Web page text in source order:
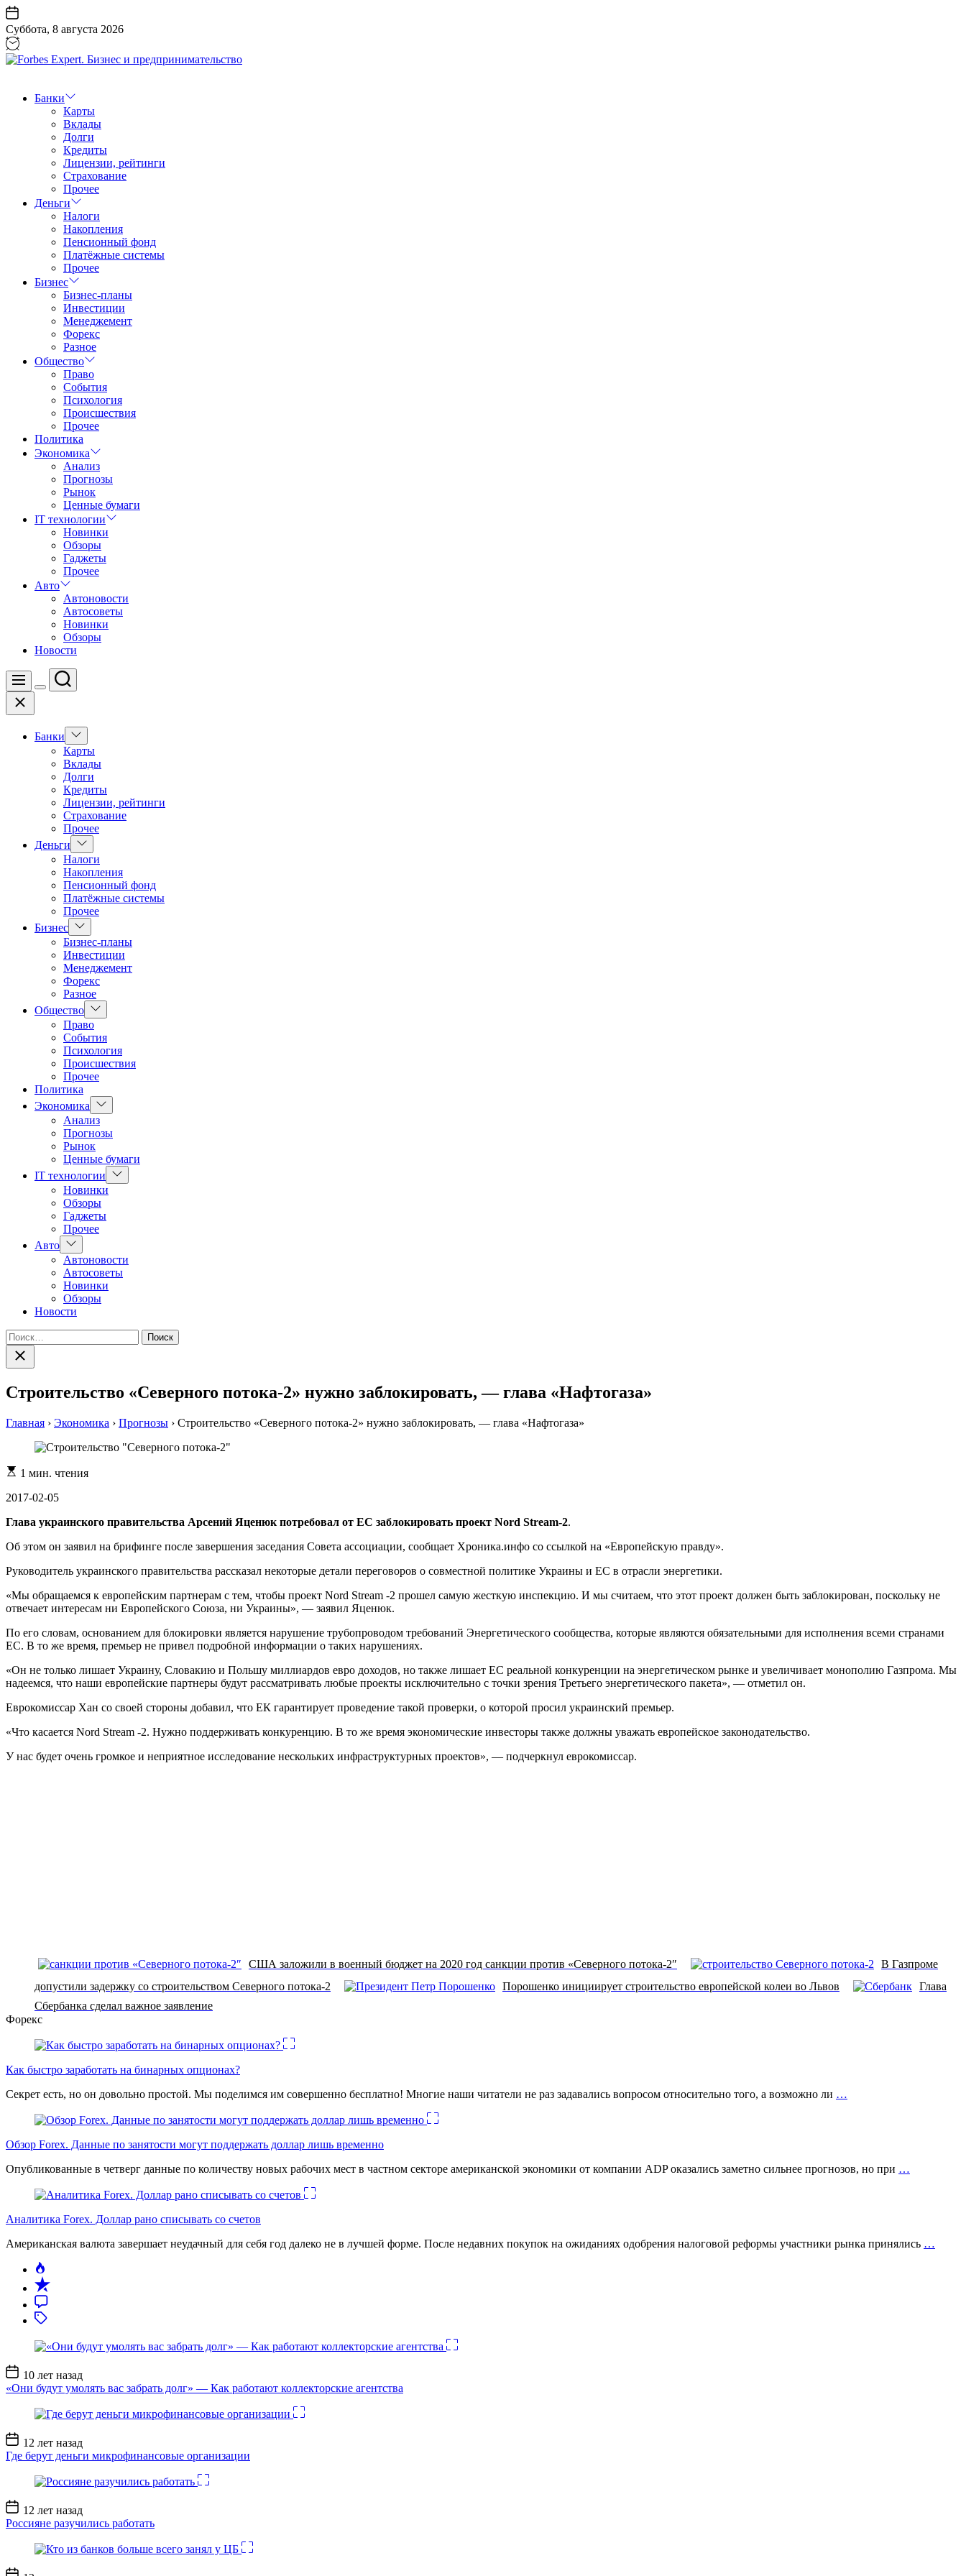
Перейти
к
содержанию
Суббота, 8 августа 2026
Бизнес
предпринимательство
Банки
Карты
Вклады
Долги
Кредиты
Лицензии, рейтинги
Страхование
Прочее
Деньги
Налоги
Накопления
Пенсионный фонд
Платёжные системы
Прочее
Бизнес
Бизнес-планы
Инвестиции
Менеджемент
Форекс
Разное
Общество
Право
События
Психология
Происшествия
Прочее
Политика
Экономика
Анализ
Прогнозы
Рынок
Ценные бумаги
IT технологии
Новинки
Обзоры
Гаджеты
Прочее
Авто
Автоновости
Автосоветы
Новинки
Обзоры
Новости
Меню
Цвет
Поиск
Закрыть
Банки
Показать
подменю
Карты
Вклады
Долги
Кредиты
Лицензии, рейтинги
Страхование
Прочее
Деньги
Показать
подменю
Налоги
Накопления
Пенсионный фонд
Платёжные системы
Прочее
Бизнес Показать
подменю
Бизнес-планы
Инвестиции
Менеджемент
Форекс
Разное
Общество Показать
подменю
Право
События
Психология
Происшествия
Прочее
Политика
Экономика
Показать
подменю
Анализ
Прогнозы
Рынок
Ценные бумаги
IT технологии
Показать
подменю
Новинки
Обзоры
Гаджеты
Прочее
Авто Показать
подменю
Автоновости
Автосоветы
Новинки
Обзоры
Новости
Найти:
Закрыть
поиск
Строительство «Северного потока-2» нужно заблокировать, — глава «Нафтогаза»
Главная › Экономика › Прогнозы › Строительство «Северного потока-2» нужно заблокировать, — глава «Нафтогаза»
Расчетное
чтения
1 мин. чтения
2017-02-05
Глава украинского правительства Арсений Яценюк потребовал от ЕС заблокировать проект Nord Stream-2.
Об этом он заявил на брифинге после завершения заседания Совета ассоциации, сообщает Хроника.инфо со ссылкой на «Европейскую правду».
Руководитель украинского правительства рассказал некоторые детали переговоров о совместной политике Украины и ЕС в отрасли энергетики.
«Мы обращаемся к европейским партнерам с тем, чтобы проект Nord Stream -2 прошел самую жесткую инспекцию. И мы считаем, что этот проект должен быть заблокирован, поскольку не
отвечает интересам ни Европейского Союза, ни Украины», — заявил Яценюк.
По его словам, основанием для блокировки является нарушение трубопроводом требований Энергетического сообщества, которые являются обязательными для исполнения всеми странами
ЕС. В то же время, премьер не привел подробной информации о таких нарушениях.
«Он не только лишает Украину, Словакию и Польшу миллиардов евро доходов, но также лишает ЕС реальной конкуренции на энергетическом рынке и увеличивает монополию Газпрома. Мы
надеемся, что наши европейские партнеры будут рассматривать любые проекты исключительно с точки зрения Третьего энергетического пакета», — отметил он.
Еврокомиссар Хан со своей стороны добавил, что ЕК гарантирует проведение такой проверки, о которой просил украинский премьер.
«Что касается Nord Stream -2. Нужно поддерживать конкуренцию. В то же время экономические инвесторы также должны уважать европейское законодательство.
У нас будет очень громкое и неприятное исследование нескольких инфраструктурных проектов», — подчеркнул еврокомиссар.
США заложили в военный бюджет на 2020 год санкции против «Северного потока-2″
В Газпроме
допустили задержку со строительством Северного потока-2
Порошенко инициирует строительство европейской колеи во Львов
Глава
Сбербанка сделал важное заявление
Форекс
Как быстро заработать на бинарных опционах?
Секрет есть, но он довольно простой. Мы поделимся им совершенно бесплатно! Многие наши читатели не раз задавались вопросом относительно того, а возможно ли …
Обзор Forex. Данные по занятости могут поддержать доллар лишь временно
Опубликованные в четверг данные по количеству новых рабочих мест в частном секторе американской экономики от компании ADP оказались заметно сильнее прогнозов, но при …
Аналитика Forex. Доллар рано списывать со счетов
Американская валюта завершает неудачный для себя год далеко не в лучшей форме. После недавних покупок на ожиданиях одобрения налоговой реформы участники рынка принялись …
Дата
записи
10 лет назад
«Они будут умолять вас забрать долг» — Как работают коллекторские агентства
Дата
записи
12 лет назад
Где берут деньги микрофинансовые организации
Дата
записи
12 лет назад
Россияне разучились работать
Дата